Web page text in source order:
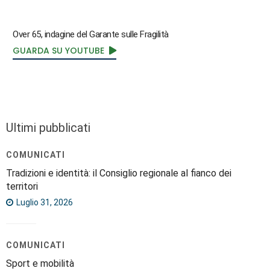
Over 65, indagine del Garante sulle Fragilità
GUARDA SU YOUTUBE
Ultimi pubblicati
COMUNICATI
Tradizioni e identità: il Consiglio regionale al fianco dei
territori
Luglio 31, 2026
COMUNICATI
Sport e mobilità